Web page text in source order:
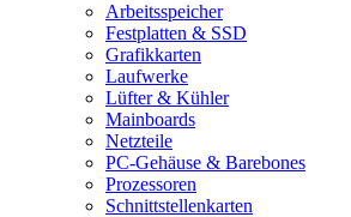
Arbeitsspeicher
Festplatten & SSD
Grafikkarten
Laufwerke
Lüfter & Kühler
Mainboards
Netzteile
PC-Gehäuse & Barebones
Prozessoren
Schnittstellenkarten